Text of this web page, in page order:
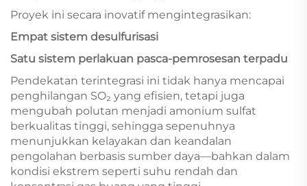
Proyek ini secara inovatif mengintegrasikan:
Empat sistem desulfurisasi
Satu sistem perlakuan pasca-pemrosesan terpadu
Pendekatan terintegrasi ini tidak hanya mencapai
penghilangan SO₂ yang efisien, tetapi juga
mengubah polutan menjadi amonium sulfat
berkualitas tinggi, sehingga sepenuhnya
menunjukkan kelayakan dan keandalan
pengolahan berbasis sumber daya—bahkan dalam
kondisi ekstrem seperti suhu rendah dan